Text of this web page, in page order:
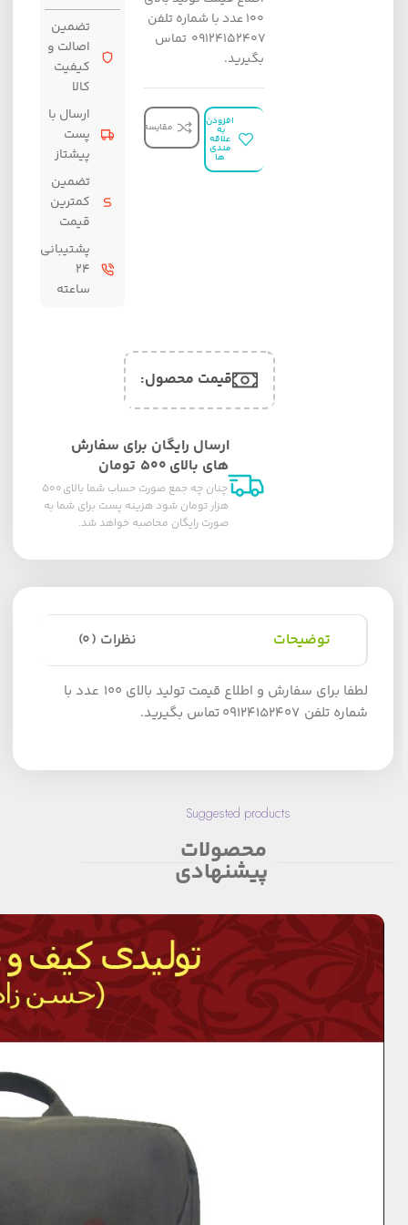
100 عدد با شماره تلفن
09124152407 تماس
بگیرید.
افزودن
به
علاقه
مندی
ها
مقایسه
تضمین
اصالت و
کیفیت
کالا
ارسال با
پست
پیشتاز
تضمین
کمترین
قیمت
پشتیبانی
۲۴
ساعته
قیمت محصول:​
ارسال رایگان برای سفارش
های بالای ۵۰۰ تومان
چنان چه جمع صورت حساب شما بالای ۵۰۰
هزار تومان شود هزینه پست برای شما به
صورت رایگان محاصبه خواهد شد.
توضیحات نظرات (0)
لطفا برای سفارش و اطلاع قیمت تولید بالای 100 عدد با
شماره تلفن 09124152407 تماس بگیرید.
Suggested products
محصولات
پیشنهادی